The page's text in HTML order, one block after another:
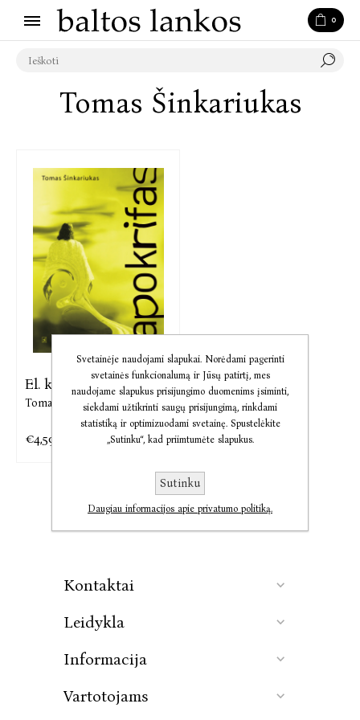
0
Tomas Šinkariukas
El. knyga Apokrifas
Tomas Šinkariukas
€4,59
Kontaktai
Leidykla
Informacija
Vartotojams
Svetainėje naudojami slapukai. Norėdami pagerinti
svetainės funkcionalumą ir Jūsų patirtį, mes
naudojame slapukus prisijungimo duomenims įsiminti,
siekdami užtikrinti saugų prisijungimą, rinkdami
statistiką ir optimizuodami svetainę. Spustelėkite
„Sutinku“, kad priimtumėte slapukus.
Sutinku
Daugiau informacijos apie privatumo politiką.